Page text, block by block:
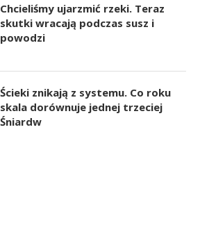
Chcieliśmy ujarzmić rzeki. Teraz
skutki wracają podczas susz i
powodzi
Ścieki znikają z systemu. Co roku
skala dorównuje jednej trzeciej
Śniardw